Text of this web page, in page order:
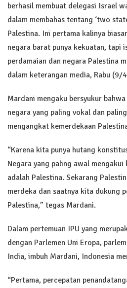
berhasil membuat delegasi Israel
dalam membahas tentang ‘two
Palestina. Ini pertama kalinya
negara barat punya kekuatan, tapi
perdamaian dan negara Palestina
dalam keterangan media, Rabu
Mardani mengaku bersyukur
negara yang paling vokal dan
mengangkat kemerdekaan
“Karena kita punya hutang
Negara yang paling awal
adalah Palestina. Sekarang
merdeka dan saatnya kita dukung
Palestina,” tegas Mardani.
Dalam pertemuan IPU yang
dengan Parlemen Uni Eropa,
India, imbuh Mardani, Indonesia
“Pertama, percepatan